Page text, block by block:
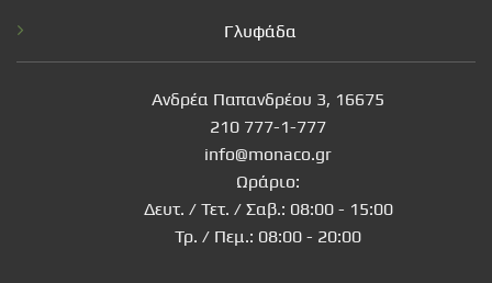
Γλυφάδα
Ανδρέα Παπανδρέου 3, 16675
210 777-1-777
info@monaco.gr
Ωράριο:
Δευτ. / Τετ. / Σαβ.: 08:00 - 15:00
Τρ. / Πεμ.: 08:00 - 20:00